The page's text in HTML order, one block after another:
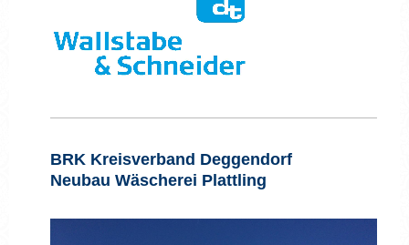
BRK Kreisverband Deggendorf
Neubau Wäscherei Plattling